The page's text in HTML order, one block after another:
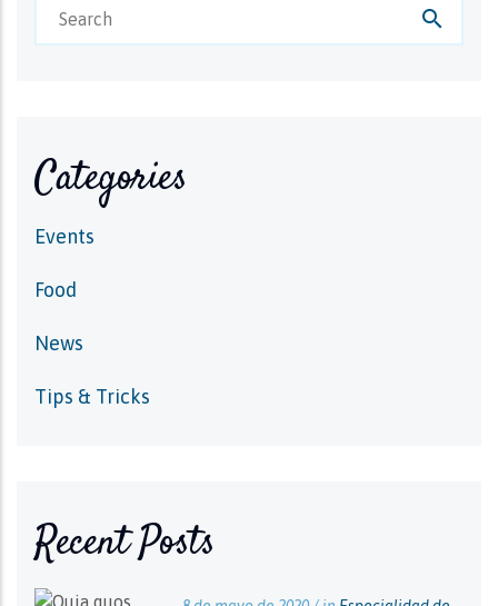
search
Categories
Events
Food
News
Tips & Tricks
Recent Posts